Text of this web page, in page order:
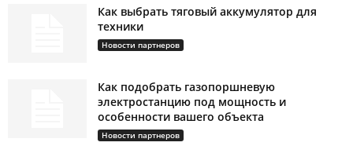
Как выбрать тяговый аккумулятор для
техники
Новости партнеров
Как подобрать газопоршневую
электростанцию под мощность и
особенности вашего объекта
Новости партнеров